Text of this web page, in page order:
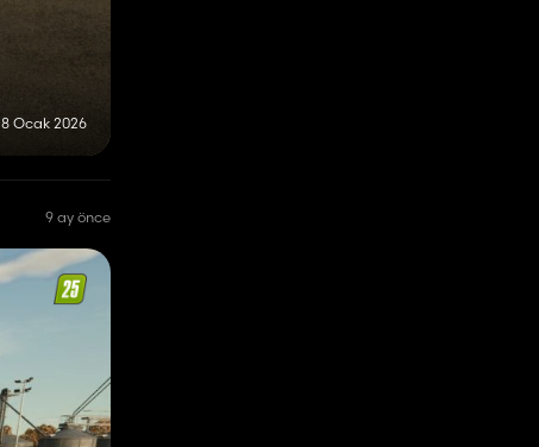
8 Ocak 2026
9 ay önce